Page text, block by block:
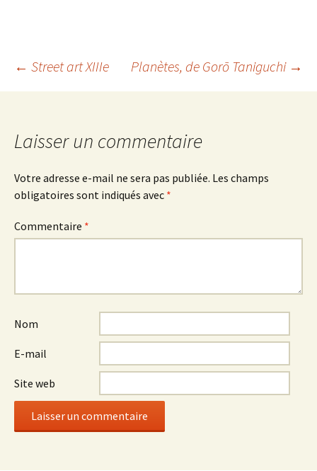
Navigation
articles
← Street art XIIIe Planètes, de Gorō Taniguchi →
Laisser un commentaire
Votre adresse e-mail ne sera pas publiée. Les champs
obligatoires sont indiqués avec *
Commentaire *
Nom
E-mail
Site web